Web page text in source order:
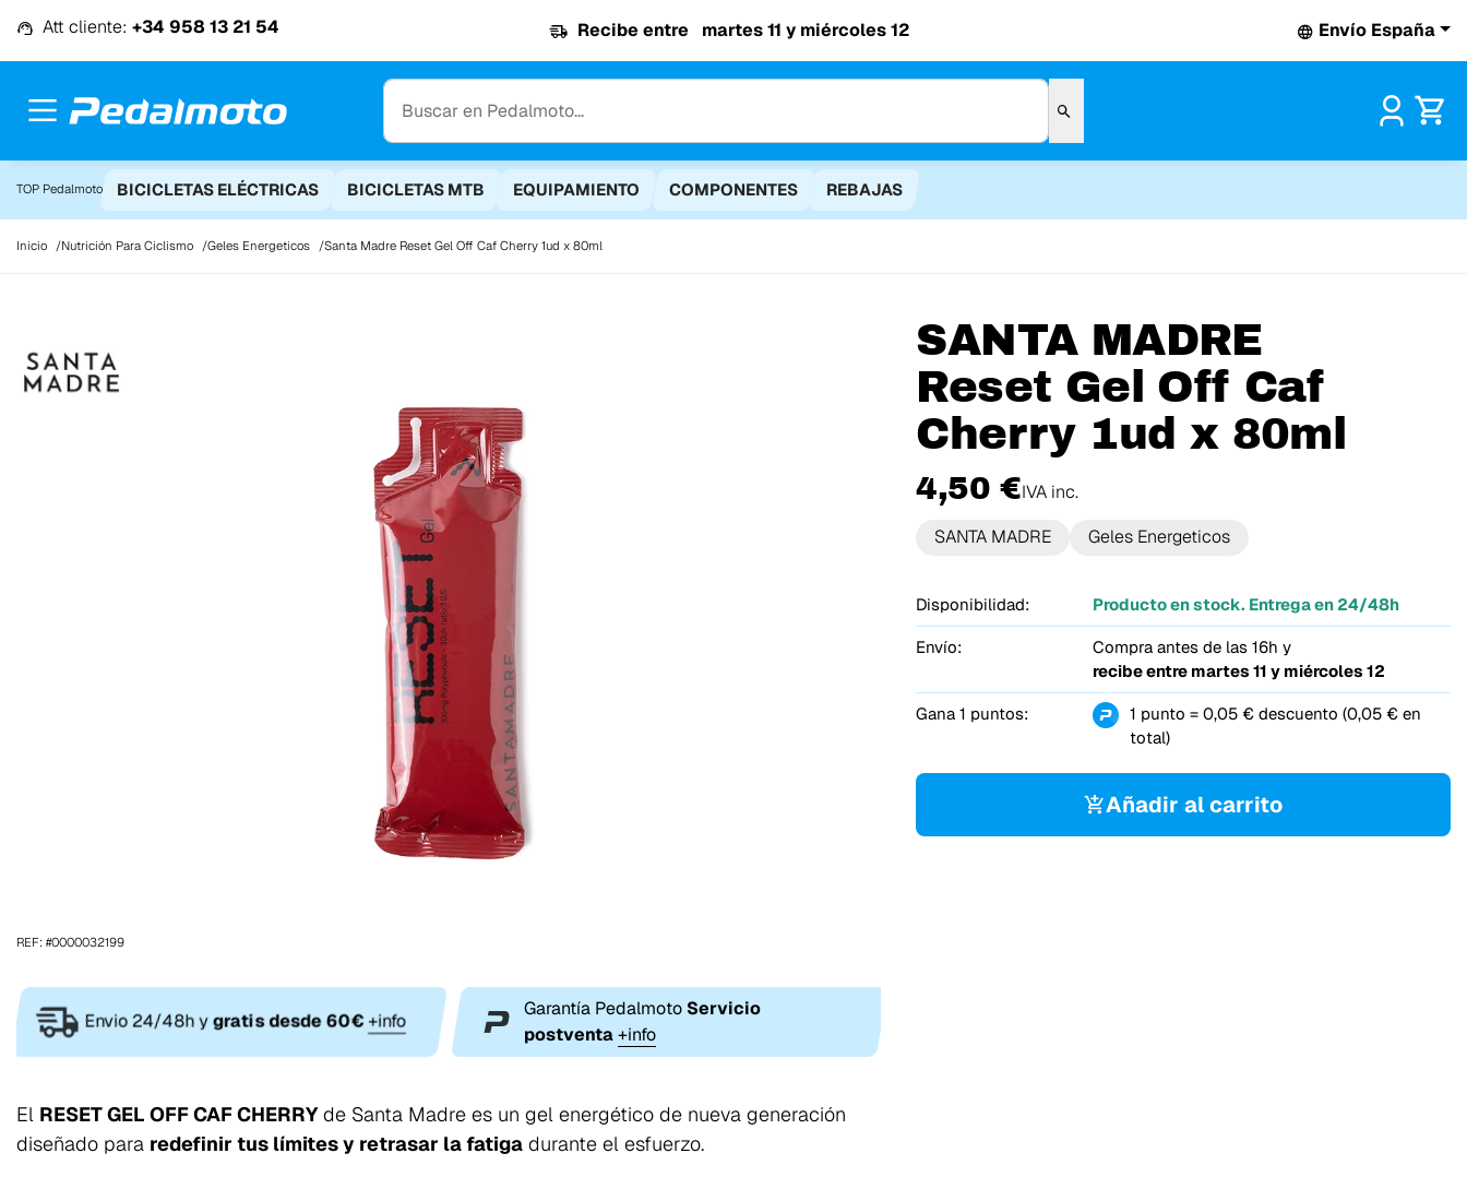
Att cliente: +34 958 13 21 54 Recibe entre martes 11 y miércoles 12 Envío España
TOP Pedalmoto BICICLETAS ELÉCTRICAS BICICLETAS MTB EQUIPAMIENTO COMPONENTES REBAJAS
Inicio Nutrición Para Ciclismo Geles Energeticos Santa Madre Reset Gel Off Caf Cherry 1ud x 80ml
SANTA MADRE
Reset Gel Off Caf
Cherry 1ud x 80ml
4,50 €IVA inc.
SANTA MADRE
Geles Energeticos
Disponibilidad: Producto en stock. Entrega en 24/48h
Envío:
Compra antes de las 16h y
recibe entre martes 11 y miércoles 12
Gana 1 puntos:
1 punto = 0,05 € descuento (0,05 € en
total)
Añadir al carrito
REF: #0000032199
Envio 24/48h ygratis desde 60€ +info
Garantía Pedalmoto Servicio
postventa +info
El RESET GEL OFF CAF CHERRYde Santa Madre es un gel energético de nueva generación
diseñado para redefinir tus límites y retrasar la fatiga durante el esfuerzo.